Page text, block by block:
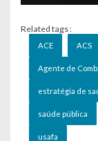
Related tags :
ACE ACS
Agente de
estratégia de
saúde pública
usafa